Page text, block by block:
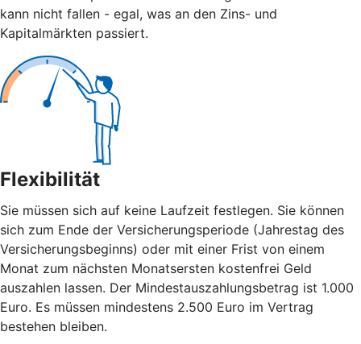
kann nicht fallen - egal, was an den Zins- und
Kapitalmärkten passiert.
Flexibilität
Sie müssen sich auf keine Laufzeit festlegen. Sie können
sich zum Ende der Versicherungsperiode (Jahrestag des
Versicherungsbeginns) oder mit einer Frist von einem
Monat zum nächsten Monatsersten kostenfrei Geld
auszahlen lassen. Der Mindestauszahlungsbetrag ist 1.000
Euro. Es müssen mindestens 2.500 Euro im Vertrag
bestehen bleiben.